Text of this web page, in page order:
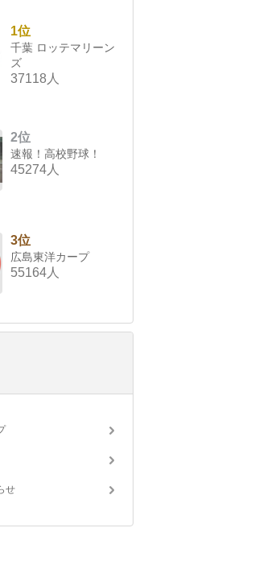
1位
千葉 ロッテマリーン
ズ
37118人
2位
速報！高校野球！
45274人
3位
広島東洋カープ
55164人
せ